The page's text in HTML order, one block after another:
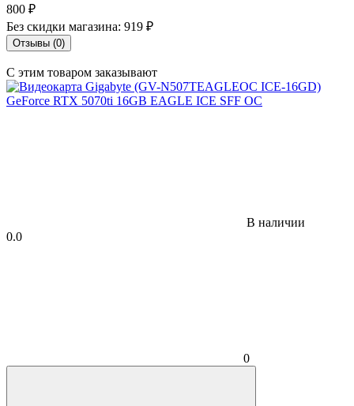
800 ₽
Без скидки магазина: 919 ₽
Отзывы (0)
С этим товаром заказывают
В наличии
0.0
0